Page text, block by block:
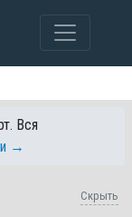
Вся
→
Скрыть